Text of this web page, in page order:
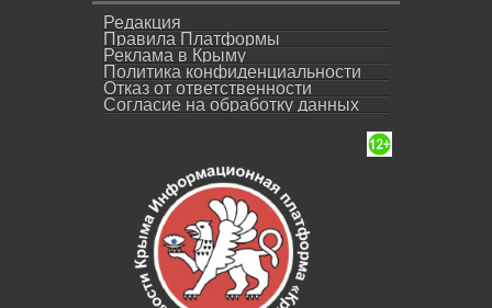
Редакция
Правила Платформы
Реклама в Крыму
Политика конфиденциальности
Отказ от ответственности
Согласие на обработку данных